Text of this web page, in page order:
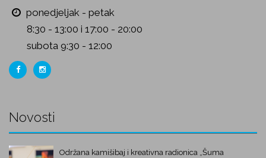
ponedjeljak - petak
8:30 - 13:00 i 17:00 - 20:00
subota 9:30 - 12:00
Novosti
Održana kamišibaj i kreativna radionica „Šuma